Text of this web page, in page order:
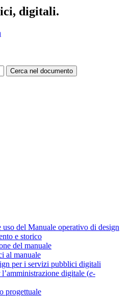
digitali.
Cerca nel documento
uso del Manuale operativo di design
e storico
del manuale
al manuale
per i servizi pubblici digitali
digitale (e-
progettuale